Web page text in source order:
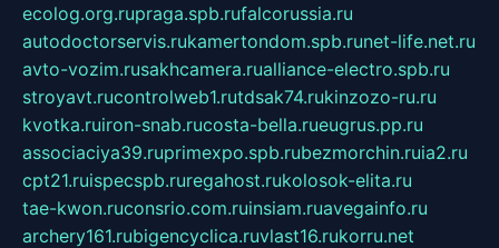
ecolog.org.rupraga.spb.rufalcorussia.ru
autodoctorservis.rukamertondom.spb.runet-life.net.ru
avto-vozim.rusakhcamera.rualliance-electro.spb.ru
stroyavt.rucontrolweb1.rutdsak74.rukinzozo-ru.ru
kvotka.ruiron-snab.rucosta-bella.rueugrus.pp.ru
associaciya39.ruprimexpo.spb.rubezmorchin.ruia2.ru
cpt21.ruispecspb.ruregahost.rukolosok-elita.ru
tae-kwon.ruconsrio.com.ruinsiam.ruavegainfo.ru
archery161.rubigencyclica.ruvlast16.rukorru.net